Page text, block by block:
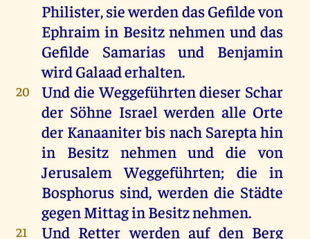
Philister, sie werden das Gefilde von
Ephraim in Besitz nehmen und das
Gefilde Samarias und Benjamin
wird Galaad erhalten.
20
Und die Weggeführten dieser Schar
der Söhne Israel werden alle Orte
der Kanaaniter bis nach Sarepta hin
in Besitz nehmen und die von
Jerusalem Weggeführten; die in
Bosphorus sind, werden die Städte
gegen Mittag in Besitz nehmen.
21 Und Retter werden auf den Berg